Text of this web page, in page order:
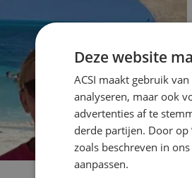
Deze website
ACSI maakt gebruik
analyseren, maar ook
advertenties af te
derde partijen. Door op
zoals beschreven in ons
aanpassen.